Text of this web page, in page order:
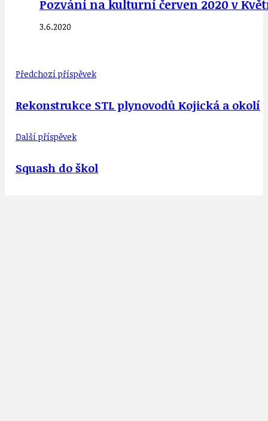
Pozvání na kulturní červen 2020 v
3.6.2020
Předchozí příspěvek
Rekonstrukce STL plynovodů Kojická a okolí
Další příspěvek
Squash do škol